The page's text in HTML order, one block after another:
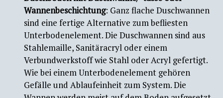
Wannenbeschichtung: Ganz flache Duschwannen
sind eine fertige Alternative zum befliesten
Unterbodenelement. Die Duschwannen sind aus
Stahlemaille, Sanitäracryl oder einem
Verbundwerkstoff wie Stahl oder Acryl gefertigt.
Wie bei einem Unterbodenelement gehören
Gefälle und Ablaufeinheit zum System. Die